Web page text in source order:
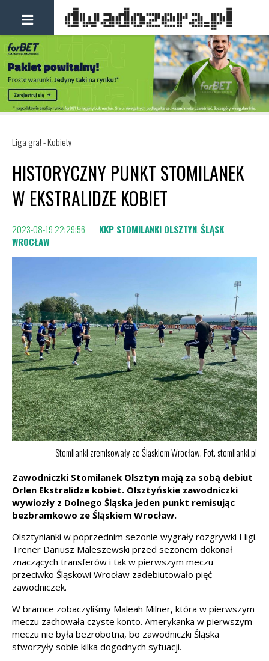
Liga gra! - Kobiety
HISTORYCZNY PUNKT STOMILANEK
W EKSTRALIDZE KOBIET
2023-08-19 22:29:56 KKP STOMILANKI OLSZTYN,ŚLĄSK
WROCŁAW
Stomilanki zremisowały ze Śląskiem Wrocław. Fot. stomilanki.pl
Zawodniczki Stomilanek Olsztyn mają za sobą debiut
Orlen Ekstralidze kobiet. Olsztyńskie zawodniczki
wywiozły z Dolnego Śląska jeden punkt remisując
bezbramkowo ze Śląskiem Wrocław.
Olsztynianki w poprzednim sezonie wygrały rozgrywki I ligi.
Trener Dariusz Maleszewski przed sezonem dokonał
znaczących transferów i tak w pierwszym meczu
przeciwko Śląskowi Wrocław zadebiutowało pięć
zawodniczek.
W bramce zobaczyliśmy Maleah Milner, która w pierwszym
meczu zachowała czyste konto. Amerykanka w pierwszym
meczu nie była bezrobotna, bo zawodniczki Śląska
stworzyły sobie kilka dogodnych sytuacji.